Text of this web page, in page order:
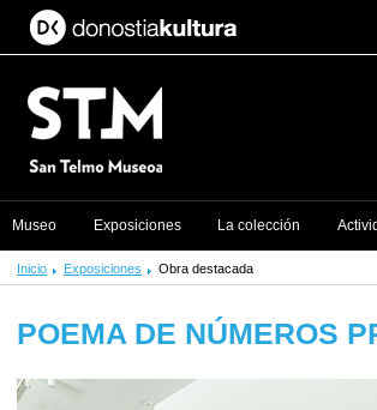
Inicio Exposiciones Obra destacada
POEMA DE NÚMEROS
Museo Exposiciones La colección